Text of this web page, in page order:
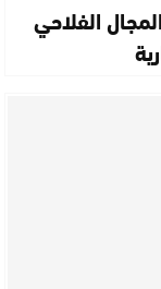
الفلاحي